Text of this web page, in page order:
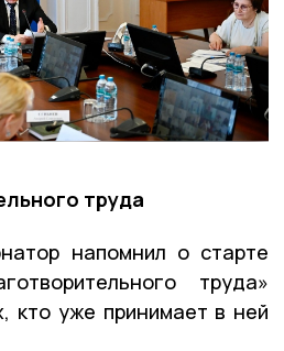
труда
напомнил о старте
труда»
кто уже принимает в ней